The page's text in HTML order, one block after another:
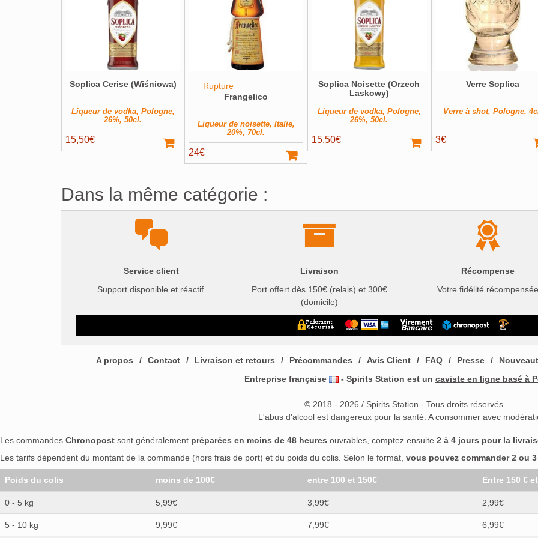
Soplica Cerise (Wiśniowa)
Liqueur de vodka, Pologne,
26%, 50cl.
15,50€
Rupture
Frangelico
Liqueur de noisette, Italie,
20%, 70cl.
24€
Soplica Noisette (Orzech
Laskowy)
Liqueur de vodka, Pologne,
26%, 50cl.
15,50€
Verre Soplica
Verre à shot, Pologne,
3€
Dans la même catégorie :
Service client
Support disponible et réactif.
Livraison
Port offert dès 150€ (relais) et 300€
(domicile)
Récompense
Votre fidélité récompensée
A propos Contact Livraison et retours Précommandes Avis Client FAQ Presse
Entreprise française
- Spirits Station est un caviste en ligne basé à
© 2018 - 2026 / Spirits Station - Tous droits réservés
L'abus d'alcool est dangereux pour la santé. A consommer avec
Les commandes Chronopost sont généralement préparées en moins de 48 heures ouvrables, comptez ensuite 2 à 4 jours pour la
Les tarifs dépendent du montant de la commande (hors frais de port) et du poids du colis. Selon le format, vous pouvez commander 2 ou
Poids du colis moins de 100€ entre 100 et 150€ Entre 150 €
0 - 5 kg 5,99€ 3,99€ 2,99€
5 - 10 kg 9,99€ 7,99€ 6,99€